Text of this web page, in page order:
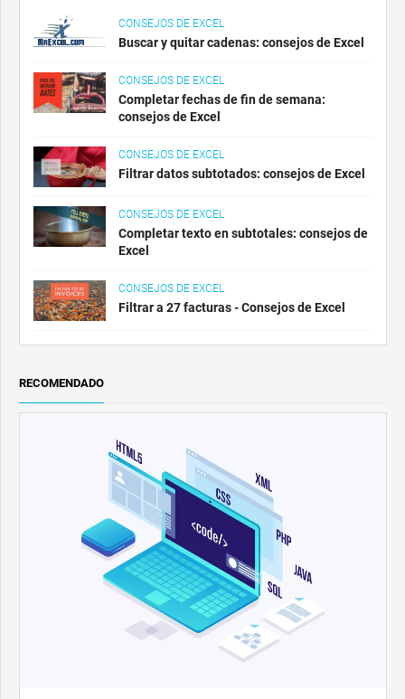
CONSEJOS DE EXCEL
Buscar y quitar cadenas: consejos de Excel
CONSEJOS DE EXCEL
Completar fechas de fin de semana:
consejos de Excel
CONSEJOS DE EXCEL
Filtrar datos subtotados: consejos de Excel
CONSEJOS DE EXCEL
Completar texto en subtotales: consejos de
Excel
CONSEJOS DE EXCEL
Filtrar a 27 facturas - Consejos de Excel
RECOMENDADO